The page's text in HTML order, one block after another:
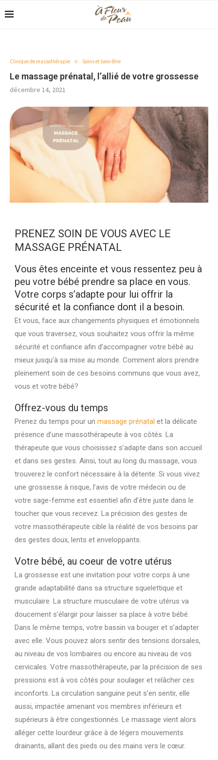
Clinique de massothérapie Soins et bien-être
Le massage prénatal, l’allié de votre grossesse
décembre 14, 2021
PRENEZ SOIN DE VOUS AVEC LE
MASSAGE PRÉNATAL
Vous êtes enceinte et vous ressentez peu à
peu votre bébé prendre sa place en vous.
Votre corps s’adapte pour lui offrir la
sécurité et la confiance dont il a besoin.
Et vous, face aux changements physiques et émotionnels
que vous traversez, vous souhaitez vous offrir la même
sécurité et confiance afin d’accompagner votre bébé au
mieux jusqu’à sa mise au monde. Comment alors prendre
pleinement soin de ces besoins communs que vous avez,
vous et votre bébé?
Offrez-vous du temps
Prenez du temps pour un massage prénatal et la délicate
présence d’une massothérapeute à vos côtés. La
thérapeute que vous choisissez s’adapte dans son accueil
et dans ses gestes. Ainsi, tout au long du massage, vous
trouverez le confort nécessaire à la détente. Si vous vivez
une grossesse à risque, l’avis de votre médecin ou de
votre sage-femme est essentiel afin d’être juste dans le
toucher que vous recevez. La précision des gestes de
votre massothérapeute cible la réalité de vos besoins par
des gestes doux, lents et enveloppants.
Votre bébé, au coeur de votre utérus
La grossesse est une invitation pour votre corps à une
grande adaptabilité dans sa structure squelettique et
musculaire. La structure musculaire de votre utérus va
doucement s’élargir pour laisser sa place à votre bébé.
Dans le même temps, votre bassin va bouger et s’adapter
avec elle. Vous pouvez alors sentir des tensions dorsales,
au niveau de vos lombaires ou encore au niveau de vos
cervicales. Votre massothérapeute, par la précision de ses
pressions est à vos côtés pour soulager et relâcher ces
inconforts. La circulation sanguine peut s’en sentir, elle
aussi, impactée amenant vos membres inférieurs et
supérieurs à être congestionnés. Le massage vient alors
alléger cette lourdeur grâce à de légers mouvements
drainants, allant des pieds ou des mains vers le cœur.